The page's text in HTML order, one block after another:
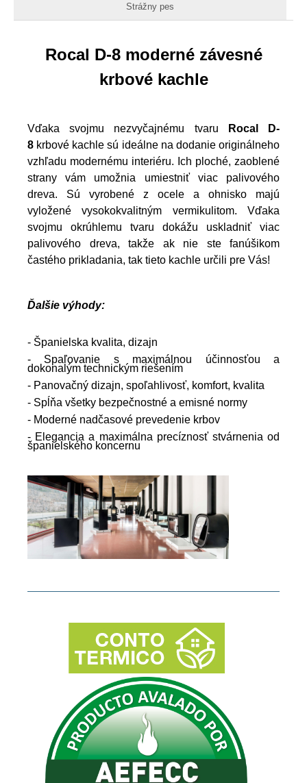
Strážny pes
Rocal D-8 moderné závesné
krbové kachle
Vďaka svojmu nezvyčajnému tvaru
Rocal D-
8 krbové kachle sú ideálne na dodanie originálneho
vzhľadu modernému interiéru. Ich ploché, zaoblené
strany vám umožnia umiestniť viac palivového
dreva. Sú vyrobené z ocele a ohnisko majú
vyložené vysokokvalitným vermikulitom. Vďaka
svojmu okrúhlemu tvaru dokážu uskladniť viac
palivového dreva, takže ak nie ste fanúšikom
častého prikladania, tak tieto kachle určili pre Vás!
Ďalšie výhody:
- Španielska kvalita, dizajn
- Spaľovanie s maximálnou účinnosťou a
dokonalým technickým riešením
- Panovačný dizajn, spoľahlivosť, komfort, kvalita
- Spĺňa všetky bezpečnostné a emisné normy
- Moderné nadčasové prevedenie krbov
- Elegancia a maximálna precíznosť stvárnenia od
španielského koncernu